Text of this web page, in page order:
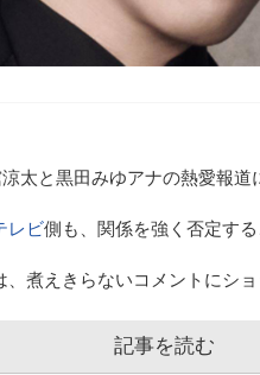
太と黒田みゆアナの熱愛報道
レビ側も、関係を強く否定す
、煮えきらないコメントにシ
記事を読む